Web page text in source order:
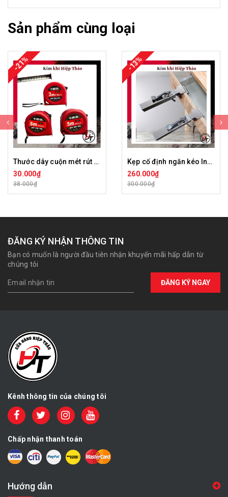
Sản phẩm cùng loại
-21%
Thước dây cuộn mét rút Inox Đỏ thép cao cấp không rỉ đo 5m 7.5m 10m TC-DJH
30.000₫
38.000₫
-13%
Kẹp cố định ngăn kéo Inox tay dài kìm cảo bắt tủ gỗ lắp ráp mặt hộc kéo Koslo KCDNK-IN-D
260.000₫
300.000₫
ĐĂNG KÝ NHẬN THÔNG TIN
Bạn có muốn là người đầu tiên nhận khuyến mãi hấp dẫn từ
chúng tôi
ĐĂNG KÝ NGAY
Kênh thông tin của chúng tôi
Chấp nhận thanh toán
Hướng dẫn